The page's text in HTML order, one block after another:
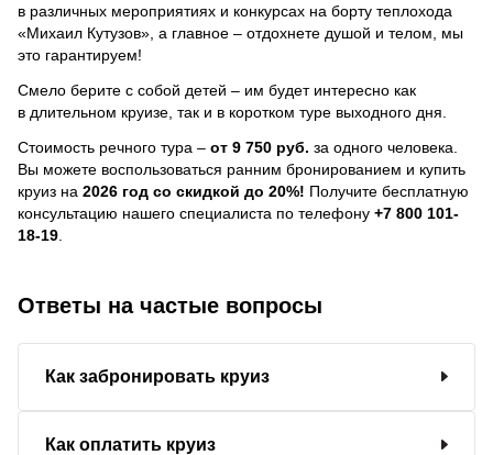
в различных мероприятиях и конкурсах на борту теплохода
«Михаил Кутузов», а главное – отдохнете душой и телом, мы
это гарантируем!
Смело берите с собой детей – им будет интересно как
в длительном круизе, так и в коротком туре выходного дня.
Стоимость речного тура – от 9 750 руб. за одного человека.
Вы можете воспользоваться ранним бронированием и купить
круиз на 2026 год со скидкой до 20%! Получите бесплатную
консультацию нашего специалиста по телефону +7 800 101-
18-19
Ответы на частые вопросы
Как забронировать круиз
Как оплатить круиз